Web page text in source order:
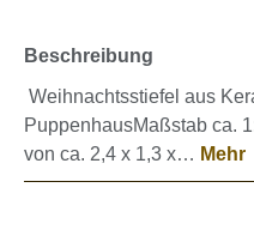
Beschreibung
Weihnachtsstiefel aus
PuppenhausMaßstab ca.
von ca. 2,4 x 1,3 x… Mehr